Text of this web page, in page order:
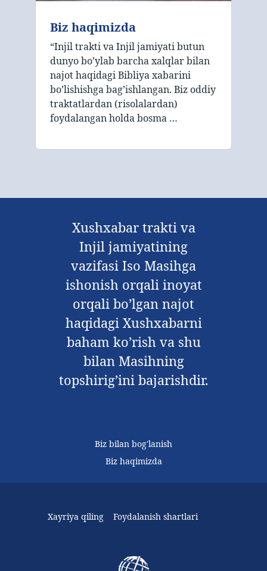
Biz haqimizda
“Injil trakti va Injil jamiyati butun
dunyo bo’ylab barcha xalqlar bilan
najot haqidagi Bibliya xabarini
bo’lishishga bag’ishlangan. Biz oddiy
traktatlardan (risolalardan)
foydalangan holda bosma …
Xushxabar trakti va
Injil jamiyatining
vazifasi Iso Masihga
ishonish orqali inoyat
orqali bo’lgan najot
haqidagi Xushxabarni
baham ko’rish va shu
bilan Masihning
topshirig’ini bajarishdir.
Biz bilan bog'lanish
Biz haqimizda
Xayriya qiling Foydalanish shartlari